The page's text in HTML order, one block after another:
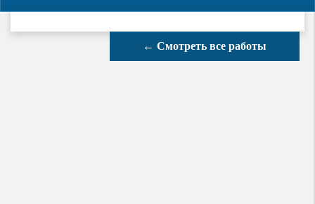
← Смотреть все работы